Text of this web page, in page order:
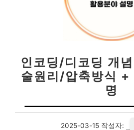
인코딩/디코딩 개
술원리/압축방식 +
명
2025-03-15 작성자: